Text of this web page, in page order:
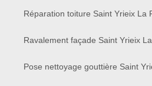
Réparation toiture Saint Yrieix La
Ravalement façade Saint Yrieix
Pose nettoyage gouttière Saint